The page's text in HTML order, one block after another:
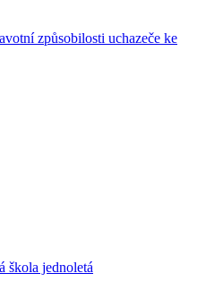
způsobilosti uchazeče ke
škola jednoletá